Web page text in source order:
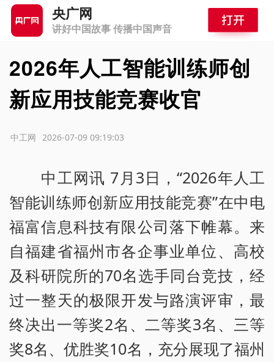
央广网
讲好中国故事 传播中国声音
2026年人工智能训练师创
新应用技能竞赛收官
2026-07-09 09:19:03
中工网
中工网讯 7月3日，“2026年人工
智能训练师创新应用技能竞赛”在中电
福富信息科技有限公司落下帷幕。来
自福建省福州市各企事业单位、高校
及科研院所的70名选手同台竞技，经
过一整天的极限开发与路演评审，最
终决出一等奖2名、二等奖3名、三等
奖8名、优胜奖10名，充分展现了福州